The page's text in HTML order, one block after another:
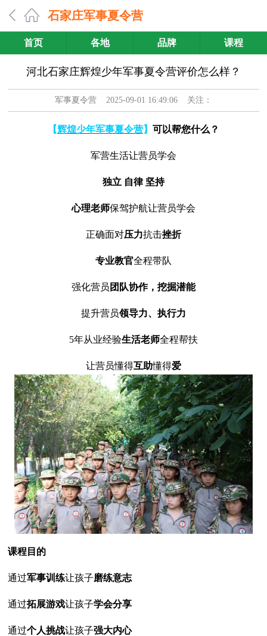
石家庄军事夏令营
首页 各地 品牌 课程
河北石家庄辉煌少年军事夏令营评价怎么样？
军事夏令营2025-09-01 16:49:06 关注：
【辉煌少年军事夏令营】 可以帮您什么？
军营生活让营员学会
独立 自律 坚持
心理老师保驾护航让营员学会
正确面对压力抗击挫折
专业教官全程带队
强化营员 团队协作，挖掘潜能
提升营员领导力、执行力
5年从业经验生活老师全程帮扶
让营员懂得互助懂得爱
课程目的
通过军事训练让孩子磨练意志
通过拓展游戏让孩子学会分享
通过个人挑战让孩子强大内心